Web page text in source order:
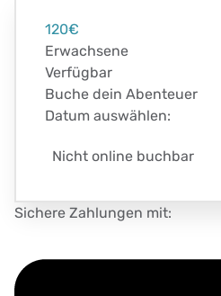
120€
Erwachsene
Verfügbar
Buche dein Abenteuer
Datum auswählen:
Nicht online buchbar
Sichere Zahlungen mit: